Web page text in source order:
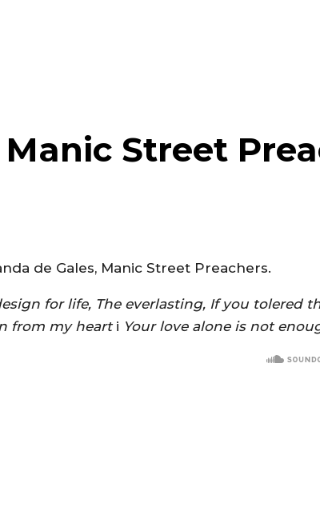
Street
de Gales, Manic Street Preachers.
for life, The everlasting, If you tolered
from my heart i Your love alone is not